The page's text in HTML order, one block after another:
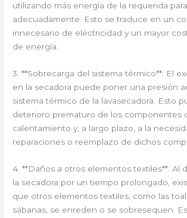
utilizando más energía de la requerida
adecuadamente. Esto se traduce en un
innecesario de electricidad y un mayor
de energía.
3. **Sobrecarga del sistema térmico**: El
en la secadora puede poner una presión
sistema térmico de la lavasecadora. Esto
deterioro prematuro de los componentes
calentamiento y, a largo plazo, a la
reparaciones o reemplazo de dichos
4. **Daños a otros elementos textiles**: Al
la secadora por un tiempo prolongado,
que otros elementos textiles, como las
sábanas, se enreden o se sobresequen.